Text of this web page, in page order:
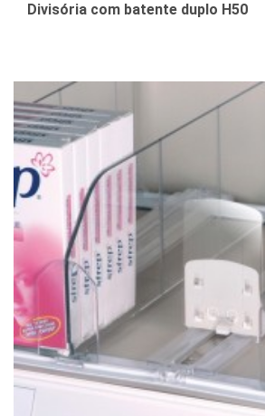
Divisória com batente duplo H50